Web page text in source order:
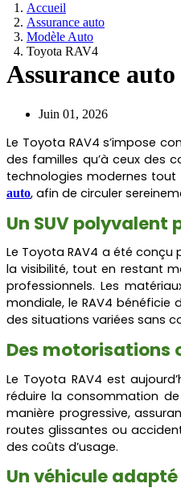
Accueil
Assurance auto
Modèle Auto
Toyota RAV4
Assurance
Juin 01, 2026
Le Toyota RAV4 s’impose
des familles qu’à ceux des
technologies modernes tout
auto, afin de circuler
Un SUV polyvalent
Le Toyota RAV4 a été
la visibilité, tout en restant
professionnels. Les
mondiale, le RAV4 bénéficie
des situations variées sans
Des motorisations
Le Toyota RAV4 est
réduire la consommation
manière progressive,
routes glissantes ou
des coûts d’usage.
Un véhicule